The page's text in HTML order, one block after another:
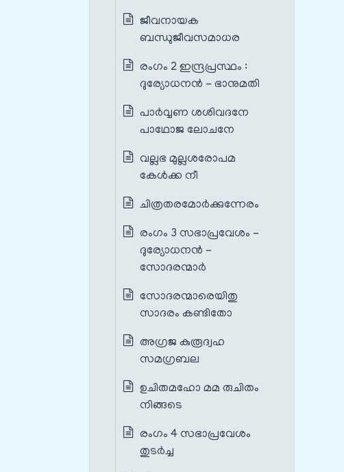
ജീവനായക
ബന്ധുജീവസമാധര
രംഗം 2 ഇന്ദ്രപ്രസ്ഥം :
ദുര്യോധനൻ - ഭാനുമതി
പാര്‍വ്വണ ശശിവദനേ
പാഥോജ ലോചനേ
വല്ലഭ മുല്ലശരോപമ
കേള്‍ക്ക നീ
ചിത്രതരമോര്‍ക്കുന്നേരം
രംഗം 3 സഭാപ്രവേശം -
ദുര്യോധനൻ -
സോദരന്മാർ
സോദരന്മാരെയിതു
സാദരം കണ്ടിതോ
അഗ്രജ കുരൂദ്വഹ
സമഗ്രബല
ഉചിതമഹോ മമ രുചിതം
നിങ്ങടെ
രംഗം 4 സഭാപ്രവേശം
തുടർച്ച